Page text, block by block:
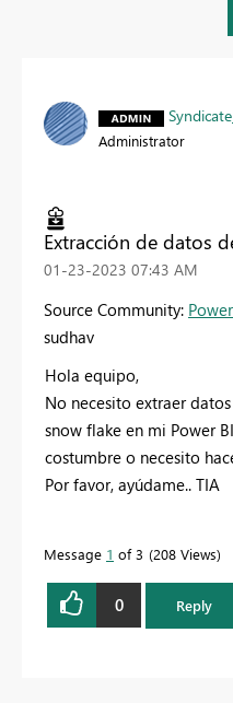
Administrator
Extracción de datos
‎01-23-2023 07:43 AM
Source Community:
sudhav
Hola equipo,
No necesito extraer
snow flake en mi Power
costumbre o necesito
Por favor, ayúdame.. TIA
Message 1 of 3 208 Views
0 Reply